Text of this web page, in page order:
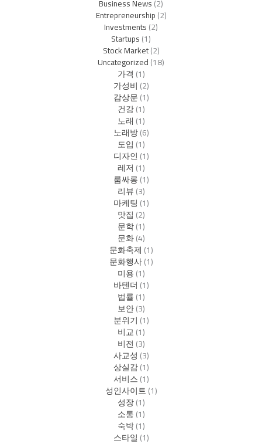
Business News(2)
Entrepreneurship(2)
Investments(2)
Startups(1)
Stock Market(2)
Uncategorized(18)
가격 (1)
가성비 (2)
감상문(1)
건강(1)
노래 (1)
노래방(6)
도입 (1)
디자인(1)
레저 (1)
룸싸롱(1)
리뷰(3)
마케팅 (1)
맛집 (2)
문학(1)
문화(4)
문화축제 (1)
문화행사(1)
미용(1)
바텐더 (1)
법률(1)
보안(3)
분위기 (1)
비교(1)
비전(3)
사교성 (3)
상실감(1)
서비스(1)
성인사이트(1)
성장(1)
소통(1)
숙박(1)
스타일 (1)